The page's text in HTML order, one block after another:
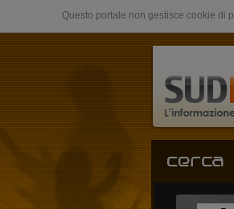
Questo portale non gestisce cookie di